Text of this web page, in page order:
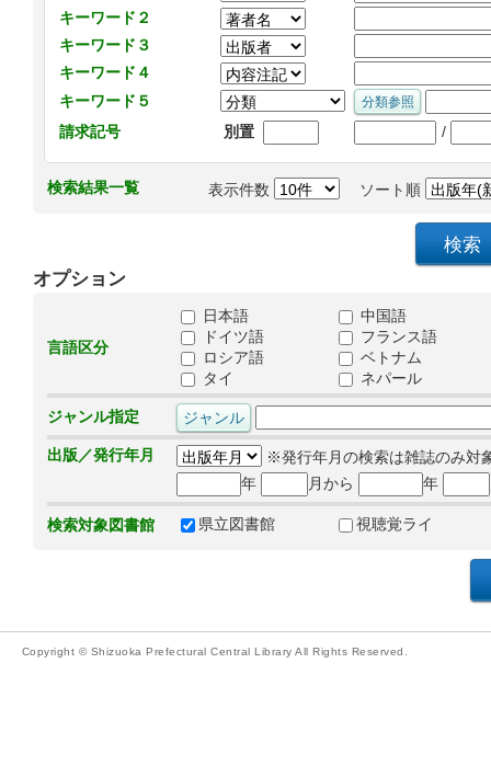
キーワード２
キーワード３
キーワード４
キーワード５
請求記号
別置 /
検索結果一覧 表示件数 ソート順
オプション
言語区分
日本語
中国語
ドイツ語
フランス語
ロシア語
ベトナム
タイ
ネパール
ジャンル指定
出版／発行年月
※発行年月の検索は雑誌のみ対
年
月から 年
検索対象図書館 県立図書館 視聴覚ライ
Copyright © Shizuoka Prefectural Central Library All Rights Reserved.